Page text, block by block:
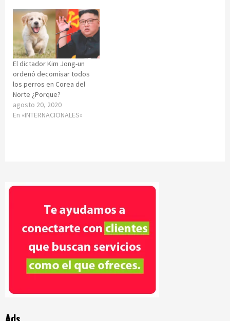
El dictador Kim Jong-un
ordenó decomisar todos
los perros en Corea del
Norte ¿Porque?
agosto 20, 2020
En «INTERNACIONALES»